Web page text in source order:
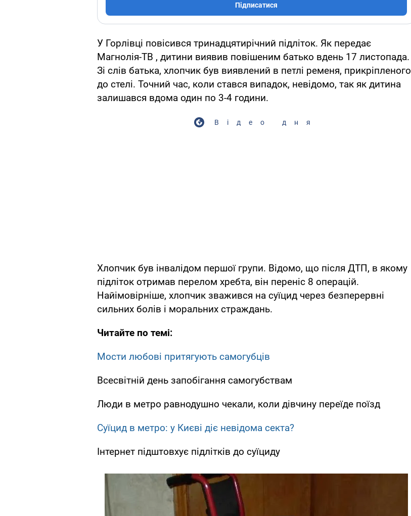
Підписатися
У Горлівці повісився тринадцятирічний підліток. Як передає
Магнолія-ТВ , дитини виявив повішеним батько вдень 17 листопада.
Зі слів батька, хлопчик був виявлений в петлі ременя, прикріпленого
до стелі. Точний час, коли стався випадок, невідомо, так як дитина
залишався вдома один по 3-4 години.
Відео дня
Хлопчик був інвалідом першої групи. Відомо, що після ДТП, в якому
підліток отримав перелом хребта, він переніс 8 операцій.
Найімовірніше, хлопчик зважився на суїцид через безперервні
сильних болів і моральних страждань.
Читайте по темі:
Мости любові притягують самогубців
Всесвітній день запобігання самогубствам
Люди в метро равнодушно чекали, коли дівчину переїде поїзд
Суїцид в метро: у Києві діє невідома секта?
Інтернет підштовхує підлітків до суїциду